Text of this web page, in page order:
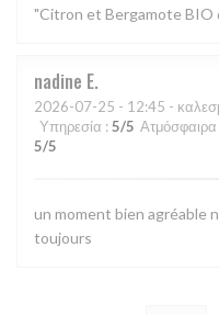
"Citron et Bergamote BIO
nadine E
2026-07-25 - 12:45 -
Υπηρεσία : 5/5 Ατμόσφαιρα
5/5
un moment bien agréable
toujours